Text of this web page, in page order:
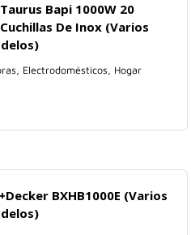
Bapi 1000W 20
De Inox (Varios
, Electrodomésticos, Hogar
BXHB1000E (Varios